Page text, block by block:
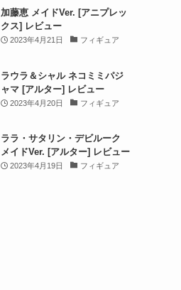
加藤恵 メイドVer. [アニプレッ
クス] レビュー
2023年4月21日 フィギュア
ラウラ＆シャル ネコミミパジ
ャマ [アルター] レビュー
2023年4月20日 フィギュア
ララ・サタリン・デビルーク
メイドVer. [アルター] レビュー
2023年4月19日 フィギュア